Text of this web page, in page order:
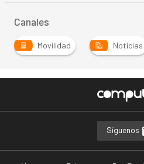
Canales
Movilidad Noticias
Síguenos